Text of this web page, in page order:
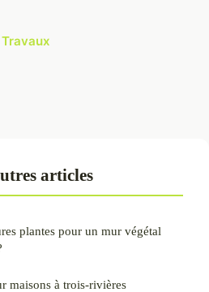
articles
plantes pour un mur végétal
maisons à trois-rivières